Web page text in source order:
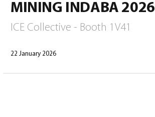
MINING INDABA 2026
ICE Collective - Booth 1V41
22 January 2026